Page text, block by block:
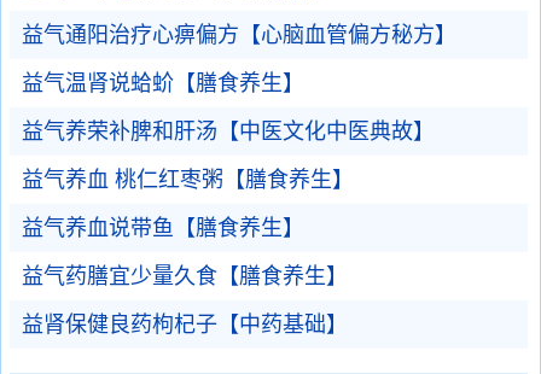
益气通阳治疗心痹偏方【心脑血管偏方秘方】
益气温肾说蛤蚧【膳食养生】
益气养荣补脾和肝汤【中医文化中医典故】
益气养血 桃仁红枣粥【膳食养生】
益气养血说带鱼【膳食养生】
益气药膳宜少量久食【膳食养生】
益肾保健良药枸杞子【中药基础】